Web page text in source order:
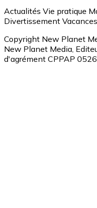
Actualités Vie pratique
Divertissement
Copyright New Planet
New Planet Media,
d'agrément CPPAP